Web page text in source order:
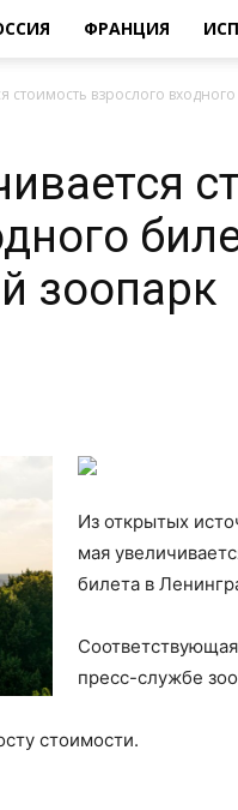
ФРАНЦИЯ
стоимость взрослого
зоопарк
Из открытых
мая
билета в
пресс-службе
стоимости.